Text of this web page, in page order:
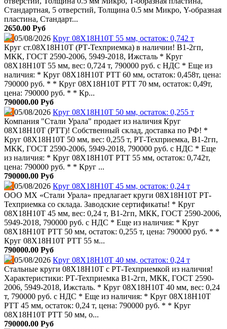
Стандартная, 5 отверстий, Толщина 0.5 мм Микро, Y-образная
пластина, Стандарт...
2650.00 Руб
05/08/2026 Круг 08Х18Н10Т 55 мм, остаток: 0,742 т
Круг ст.08Х18Н10Т (РТ-Техприемка) в наличии! В1-2гп,
МКК, ГОСТ 2590-2006, 5949-2018, Ижсталь * Круг
08Х18Н10Т 55 мм, вес: 0,724 т, 790000 руб. с НДС * Еще из
наличия: * Круг 08Х18Н10Т РТТ 60 мм, остаток: 0,458т, цена:
790000 руб. * * Круг 08Х18Н10Т РТТ 70 мм, остаток: 0,49т,
цена: 790000 руб. * * Кр...
790000.00 Руб
05/08/2026 Круг 08Х18Н10Т 50 мм, остаток: 0,255 т
Компания "Стали Урала" продает из наличия Круг
08Х18Н10Т (РТТ)! Собственный склад, доставка по РФ! *
Круг 08Х18Н10Т 50 мм, вес: 0,255 т, РТ-Техприемка, В1-2гп,
МКК, ГОСТ 2590-2006, 5949-2018, 790000 руб. с НДС * Еще
из наличия: * Круг 08Х18Н10Т РТТ 55 мм, остаток: 0,742т,
цена: 790000 руб. * * Круг ...
790000.00 Руб
05/08/2026 Круг 08Х18Н10Т 45 мм, остаток: 0,24 т
ООО МХ «Стали Урала» предлагает круги 08Х18Н10Т РТ-
Техприемка со склада. Заводские сертификаты! * Круг
08Х18Н10Т 45 мм, вес: 0,24 т, В1-2гп, МКК, ГОСТ 2590-2006,
5949-2018, 790000 руб. с НДС * Еще из наличия: * Круг
08Х18Н10Т РТТ 50 мм, остаток: 0,255 т, цена: 790000 руб. * *
Круг 08Х18Н10Т РТТ 55 м...
790000.00 Руб
05/08/2026 Круг 08Х18Н10Т 40 мм, остаток: 0,24 т
Стальные круги 08Х18Н10Т с РТ-Техприемкой из наличия!
Характеристики: РТ-Техприемка В1-2гп, МКК, ГОСТ 2590-
2006, 5949-2018, Ижсталь. * Круг 08Х18Н10Т 40 мм, вес: 0,24
т, 790000 руб. с НДС * Еще из наличия: * Круг 08Х18Н10Т
РТТ 45 мм, остаток: 0,24 т, цена: 790000 руб. * * Круг
08Х18Н10Т РТТ 50 мм, о...
790000.00 Руб